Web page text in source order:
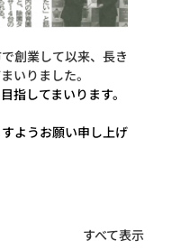
創業して以来、長き
いりました。
指してまいります。
ようお願い申し上げ
すべて表示